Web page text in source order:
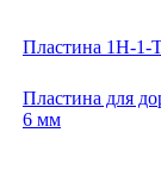
Пластина 1Н-
Пластина для
6 мм